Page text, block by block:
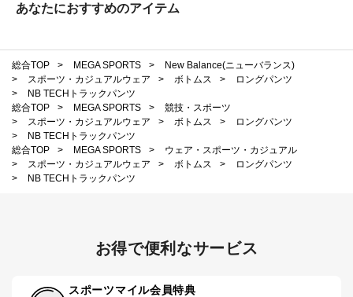
あなたにおすすめのアイテム
総合TOP > MEGA SPORTS >
New Balance(ニューバランス)
>
スポーツ・カジュアルウェア > ボトムス >
ロングパンツ
>
NB TECHトラックパンツ
総合TOP
> MEGA SPORTS >
競技・スポーツ
>
スポーツ・カジュアルウェア > ボトムス >
ロングパンツ
>
NB TECHトラックパンツ
総合TOP
> MEGA SPORTS >
ウェア・スポーツ・カジュアル
>
スポーツ・カジュアルウェア > ボトムス >
ロングパンツ
>
NB TECHトラックパンツ
お得で便利なサービス
スポーツマイル会員特典